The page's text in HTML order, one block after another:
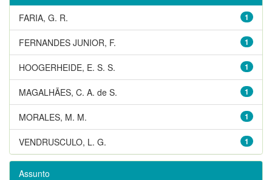
1
FARIA, G. R.
1
FERNANDES JUNIOR, F.
1
HOOGERHEIDE, E. S. S.
1
MAGALHÃES, C. A. de S.
1
MORALES, M. M.
1
VENDRUSCULO, L. G.
Assunto